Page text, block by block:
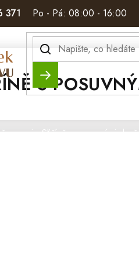
371 Po - Pá: 08:00 - 16:00
Hledat
z masivuSkříně s posuvnými
S